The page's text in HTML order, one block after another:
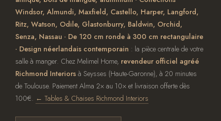
Windsor, Almundi, Maxfield, Castello, Harper, Langford,
Ritz, Watson, Odile, Glastonburry, Baldwin, Orchid,
Senza, Nassau · De 120 cm ronde à 300 cm rectangulaire
· Design néerlandais contemporain : la pièce centrale de votre
salle à manger. Chez Melimel Home, revendeur officiel agréé
Richmond Interiors à Seysses (Haute-Garonne), à 20 minutes
de Toulouse. Paiement Alma 2× au 10× et livraison offerte dès
100€. ← Tables & Chaises Richmond Interiors